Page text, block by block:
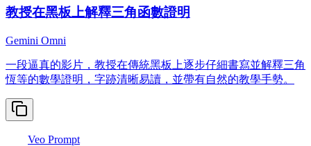
教授在黑板上解釋三角函數證明
Gemini Omni
一段逼真的影片，教授在傳統黑板上逐步仔細書寫並解釋三角
恆等的數學證明，字跡清晰易讀，並帶有自然的教學手勢。
Veo Prompt